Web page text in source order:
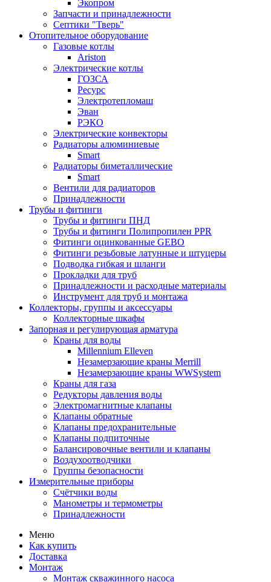
Экопром
Запчасти и принадлежности
Септики "Тверь"
Отопительное оборудование
Газовые котлы
Ariston
Электрические котлы
ГОЗСА
Ресурс
Электротепломаш
Эван
РЭКО
Электрические конвекторы
Радиаторы алюминиевые
Smart
Радиаторы биметаллические
Smart
Вентили для радиаторов
Принадлежности
Трубы и фитинги
Трубы и фитинги ПНД
Трубы и фитинги Полипропилен PPR
Фитинги оцинкованные GEBO
Фитинги резьбовые латунные и штуцеры
Подводка гибкая и шланги
Прокладки для труб
Принадлежности и расходные материалы
Инструмент для труб и монтажа
Коллекторы, группы и аксессуары
Коллекторные шкафы
Запорная и регулирующая арматура
Краны для воды
Millennium Elleven
Незамерзающие краны Merrill
Незамерзающие краны WWSystem
Краны для газа
Редукторы давления воды
Электромагнитные клапаны
Клапаны обратные
Клапаны предохранительные
Клапаны подпиточные
Балансировочные вентили и клапаны
Воздухоотводчики
Группы безопасности
Измерительные приборы
Счётчики воды
Манометры и термометры
Принадлежности
Меню
Как купить
Доставка
Монтаж
Монтаж скважинного насоса